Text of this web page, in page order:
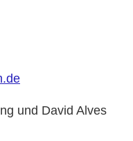
und David Alves